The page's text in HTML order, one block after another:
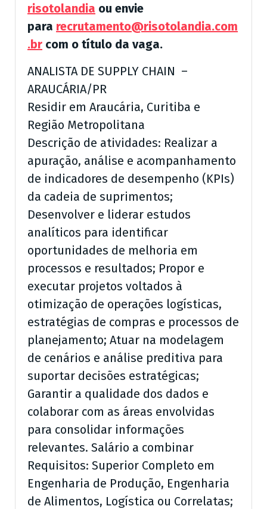
risotolandia ou envie
para recrutamento@risotolandia.com
.br com o título da vaga.
ANALISTA DE SUPPLY CHAIN –
ARAUCÁRIA/PR
Residir em Araucária, Curitiba e
Região Metropolitana
Descrição de atividades: Realizar a
apuração, análise e acompanhamento
de indicadores de desempenho (KPIs)
da cadeia de suprimentos;
Desenvolver e liderar estudos
analíticos para identificar
oportunidades de melhoria em
processos e resultados; Propor e
executar projetos voltados à
otimização de operações logísticas,
estratégias de compras e processos de
planejamento; Atuar na modelagem
de cenários e análise preditiva para
suportar decisões estratégicas;
Garantir a qualidade dos dados e
colaborar com as áreas envolvidas
para consolidar informações
relevantes. Salário a combinar
Requisitos: Superior Completo em
Engenharia de Produção, Engenharia
de Alimentos, Logística ou Correlatas;